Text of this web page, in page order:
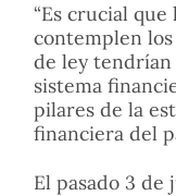
“Es crucial
contemplen
de ley
sistema
pilares de la
financiera del
El pasado 3